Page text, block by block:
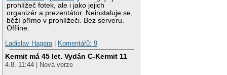
prohlížeč fotek, ale i jako jejich
organizér a prezentátor. Neinstaluje se,
běží přímo v prohlížeči. Bez serveru.
Offline.
Ladislav Hagara | Komentářů: 9
Kermit má 45 let. Vydán C-Kermit 11
4.8. 11:44 | Nová verze